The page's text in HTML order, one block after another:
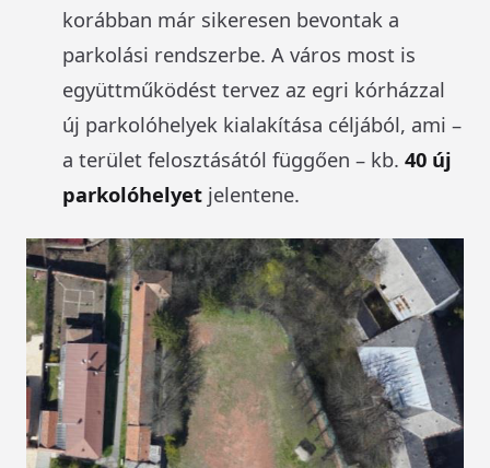
korábban már sikeresen bevontak a
parkolási rendszerbe. A város most is
együttműködést tervez az egri kórházzal
új parkolóhelyek kialakítása céljából, ami –
a terület felosztásától függően – kb. 40 új
parkolóhelyetjelentene.